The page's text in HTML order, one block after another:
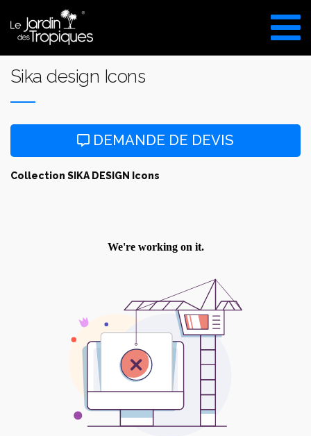
contenu
Sika design Icons
DEMANDE DE DEVIS
Collection SIKA DESIGN Icons